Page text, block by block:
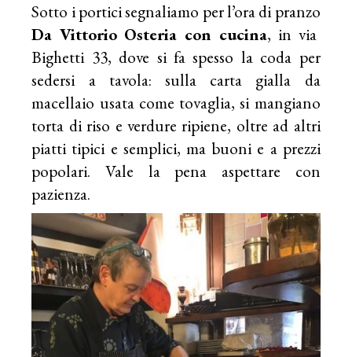
Sotto i portici segnaliamo per l’ora di pranzo
Da Vittorio Osteria con cucina, in via
Bighetti 33, dove si fa spesso la coda per
sedersi a tavola: sulla carta gialla da
macellaio usata come tovaglia, si mangiano
torta di riso e verdure ripiene, oltre ad altri
piatti tipici e semplici, ma buoni e a prezzi
popolari. Vale la pena aspettare con
pazienza.